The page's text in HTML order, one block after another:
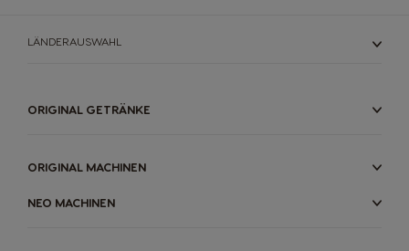
LÄNDERAUSWAHL
ORIGINAL GETRÄNKE
ORIGINAL MACHINEN
NEO MACHINEN